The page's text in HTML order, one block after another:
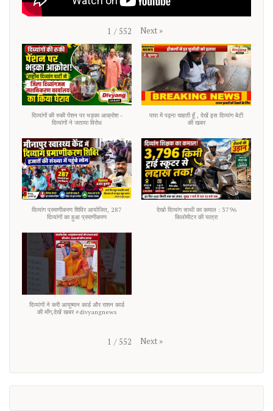
1 / 552 Next »
दिव्यांगों की रुकी पेंशन पर भड़का आक्रोश -
दिव्यांगों ने जताया विरोध
पापा में पढ़ना चाहती हूँ , देखें इस दिव्यांग बेटी
की खबर
दिव्यांग प्रमाणीकरण शिविर आयोजित, 287
दिव्यांगों का हुआ प्रमाणीकरण
देखो दिव्यांग साथी का कमाल : 3796
किलोमीटर की यात्रा
दिव्यांगों ने करी आयुष्मान कार्ड और राशन कार्ड
की माँग,देखें खबर #divyangnews
1 / 552 Next »